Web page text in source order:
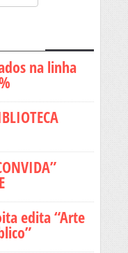
na linha
edita “Arte